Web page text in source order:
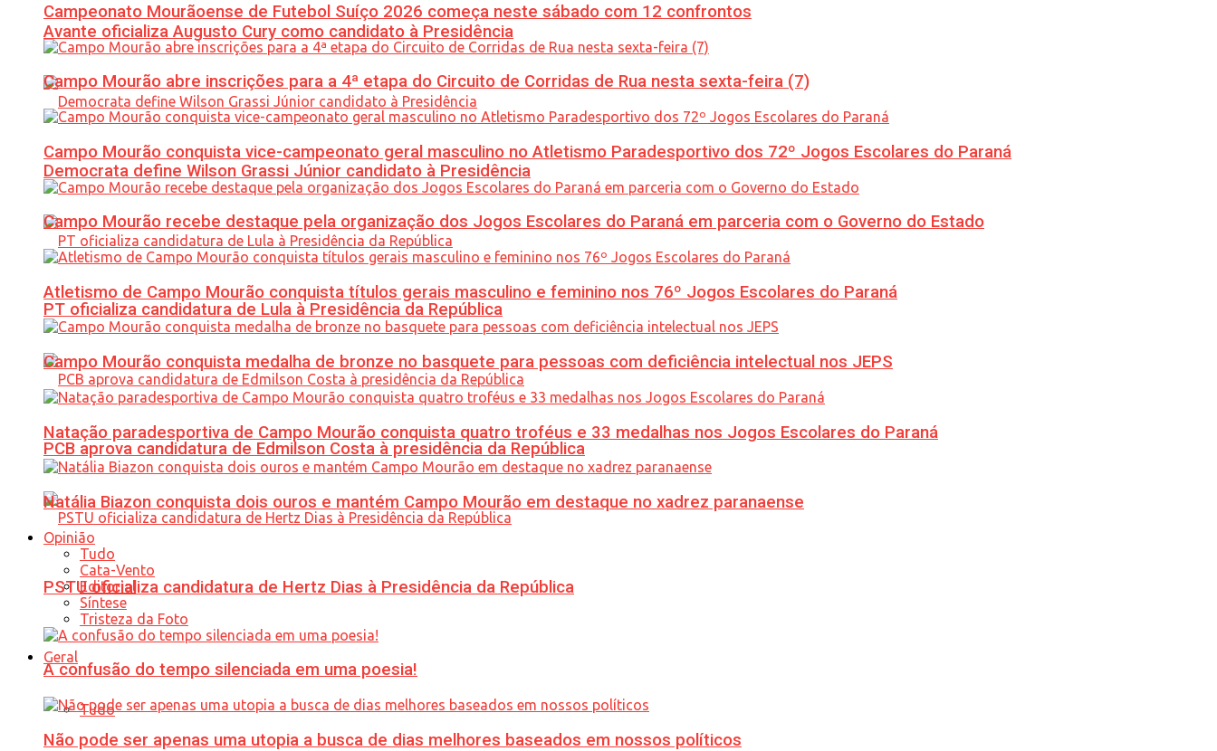
Avante oficializa Augusto Cury como candidato à Presidência
Democrata define Wilson Grassi Júnior candidato à Presidência
PT oficializa candidatura de Lula à Presidência da República
PCB aprova candidatura de Edmilson Costa à presidência da República
PSTU oficializa candidatura de Hertz Dias à Presidência da República
Geral
Tudo
Campeonato Mourãoense de Futebol Suíço 2026 começa neste sábado com 12 confrontos
Campo Mourão abre inscrições para a 4ª etapa do Circuito de Corridas de Rua nesta sexta-feira (7)
Campo Mourão conquista vice-campeonato geral masculino no Atletismo Paradesportivo dos 72º Jogos Escolares do Paraná
Campo Mourão recebe destaque pela organização dos Jogos Escolares do Paraná em parceria com o Governo do Estado
Atletismo de Campo Mourão conquista títulos gerais masculino e feminino nos 76º Jogos Escolares do Paraná
Campo Mourão conquista medalha de bronze no basquete para pessoas com deficiência intelectual nos JEPS
Natação paradesportiva de Campo Mourão conquista quatro troféus e 33 medalhas nos Jogos Escolares do Paraná
Natália Biazon conquista dois ouros e mantém Campo Mourão em destaque no xadrez paranaense
Opinião
Tudo
Cata-Vento
Editorial
Síntese
Tristeza da Foto
A confusão do tempo silenciada em uma poesia!
Não pode ser apenas uma utopia a busca de dias melhores baseados em nossos políticos